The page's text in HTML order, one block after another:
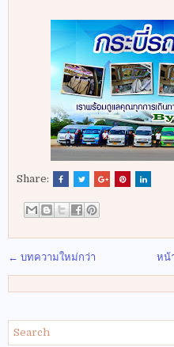
Share:
← บทความใหม่กว่า หน้